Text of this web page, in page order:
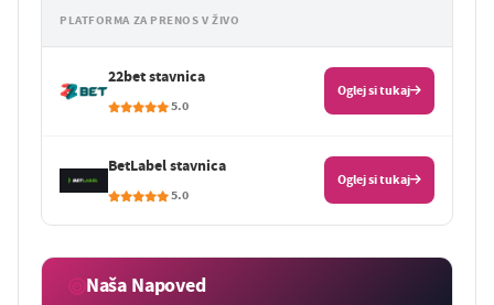
PLATFORMA ZA PRENOS V ŽIVO
22bet stavnica
5.0
Oglej si tukaj
BetLabel stavnica
5.0
Oglej si tukaj
Naša Napoved